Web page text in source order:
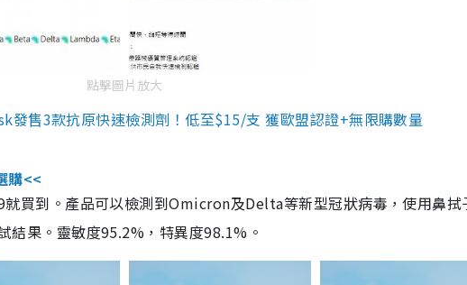
點擊圖片放大
發售3款抗原快速檢測劑！低至$15/支 獲歐盟認證+無限購數量
購<<
買到。產品可以檢測到Omicron及Delta等新型冠狀病毒，使用鼻拭
結果。靈敏度95.2%，特異度98.1%。